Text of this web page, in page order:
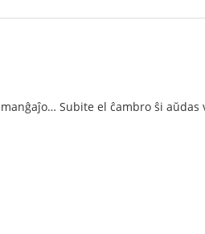
Subite el ĉambro ŝi aŭdas